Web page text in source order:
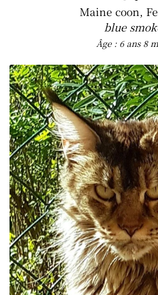
Maine coon,
blue
Âge : 6 ans 8